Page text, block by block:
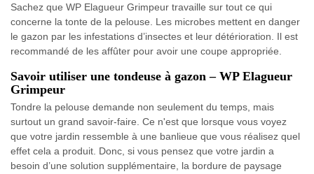
Sachez que WP Elagueur Grimpeur travaille sur tout ce qui
concerne la tonte de la pelouse. Les microbes mettent en danger
le gazon par les infestations d’insectes et leur détérioration. Il est
recommandé de les affûter pour avoir une coupe appropriée.
Savoir utiliser une tondeuse à gazon – WP Elagueur
Grimpeur
Tondre la pelouse demande non seulement du temps, mais
surtout un grand savoir-faire. Ce n'est que lorsque vous voyez
que votre jardin ressemble à une banlieue que vous réalisez quel
effet cela a produit. Donc, si vous pensez que votre jardin a
besoin d’une solution supplémentaire, la bordure de paysage